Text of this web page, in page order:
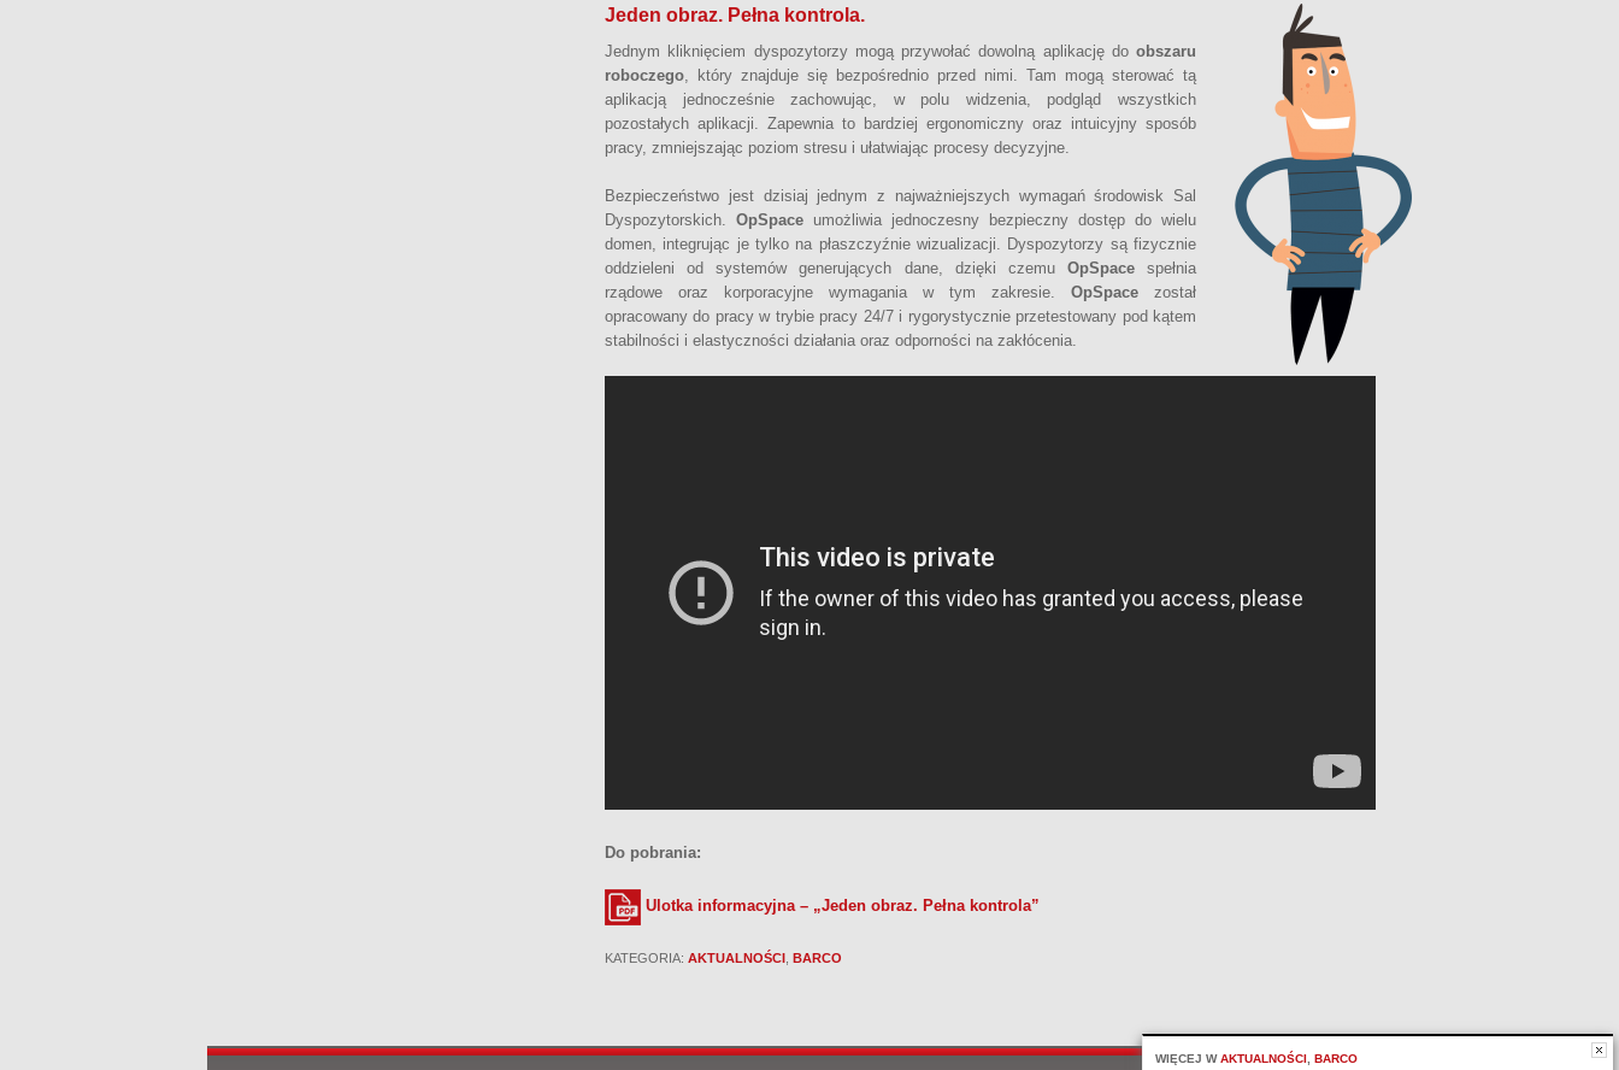
Jeden obraz. Pełna kontrola.
Jednym kliknięciem dyspozytorzy mogą przywołać dowolną aplikację do obszaru
roboczego, który znajduje się bezpośrednio przed nimi. Tam mogą sterować tą
aplikacją jednocześnie zachowując, w polu widzenia, podgląd wszystkich
pozostałych aplikacji. Zapewnia to bardziej ergonomiczny oraz intuicyjny sposób
pracy, zmniejszając poziom stresu i ułatwiając procesy decyzyjne.
Bezpieczeństwo jest dzisiaj jednym z najważniejszych wymagań środowisk Sal
Dyspozytorskich. OpSpace umożliwia jednoczesny bezpieczny dostęp do wielu
domen, integrując je tylko na płaszczyźnie wizualizacji. Dyspozytorzy są fizycznie
oddzieleni od systemów generujących dane, dzięki czemu OpSpacespełnia
rządowe oraz korporacyjne wymagania w tym zakresie. OpSpace został
opracowany do pracy w trybie pracy 24/7 i rygorystycznie przetestowany pod kątem
stabilności i elastyczności działania oraz odporności na zakłócenia.
Do pobrania:
Ulotka informacyjna – „Jeden obraz. Pełna kontrola”
KATEGORIA: AKTUALNOŚCI BARCO
WIĘCEJ WAKTUALNOŚCI BARCO